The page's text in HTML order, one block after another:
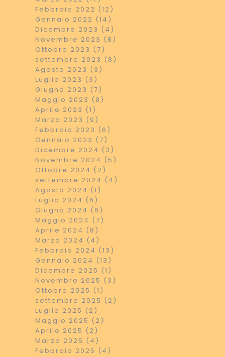
Febbraio 2022 (12)
Gennaio 2022 (14)
Dicembre 2023 (4)
Novembre 2023 (8)
Ottobre 2023 (7)
settembre 2023 (8)
Agosto 2023 (3)
Luglio 2023 (3)
Giugno 2023 (7)
Maggio 2023 (8)
Aprile 2023 (1)
Marzo 2023 (9)
Febbraio 2023 (6)
Gennaio 2023 (7)
Dicembre 2024 (3)
Novembre 2024 (5)
Ottobre 2024 (2)
settembre 2024 (4)
Agosto 2024 (1)
Luglio 2024 (6)
Giugno 2024 (6)
Maggio 2024 (7)
Aprile 2024 (8)
Marzo 2024 (4)
Febbraio 2024 (13)
Gennaio 2024 (13)
Dicembre 2025 (1)
Novembre 2025 (3)
Ottobre 2025 (1)
settembre 2025 (2)
Luglio 2025 (2)
Maggio 2025 (2)
Aprile 2025 (2)
Marzo 2025 (4)
Febbraio 2025 (4)